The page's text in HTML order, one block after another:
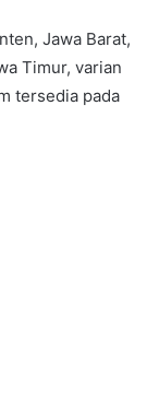
Jawa Barat,
Timur, varian
tersedia pada